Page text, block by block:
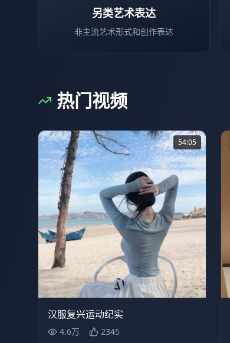
另类艺术表达
非主流艺术形式和创作表达
热门视频
4.6万 54:05
54:05
汉服复兴运动纪实
4.6万 2345